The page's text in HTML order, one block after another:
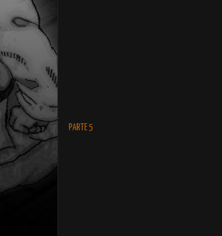
PARTE 5